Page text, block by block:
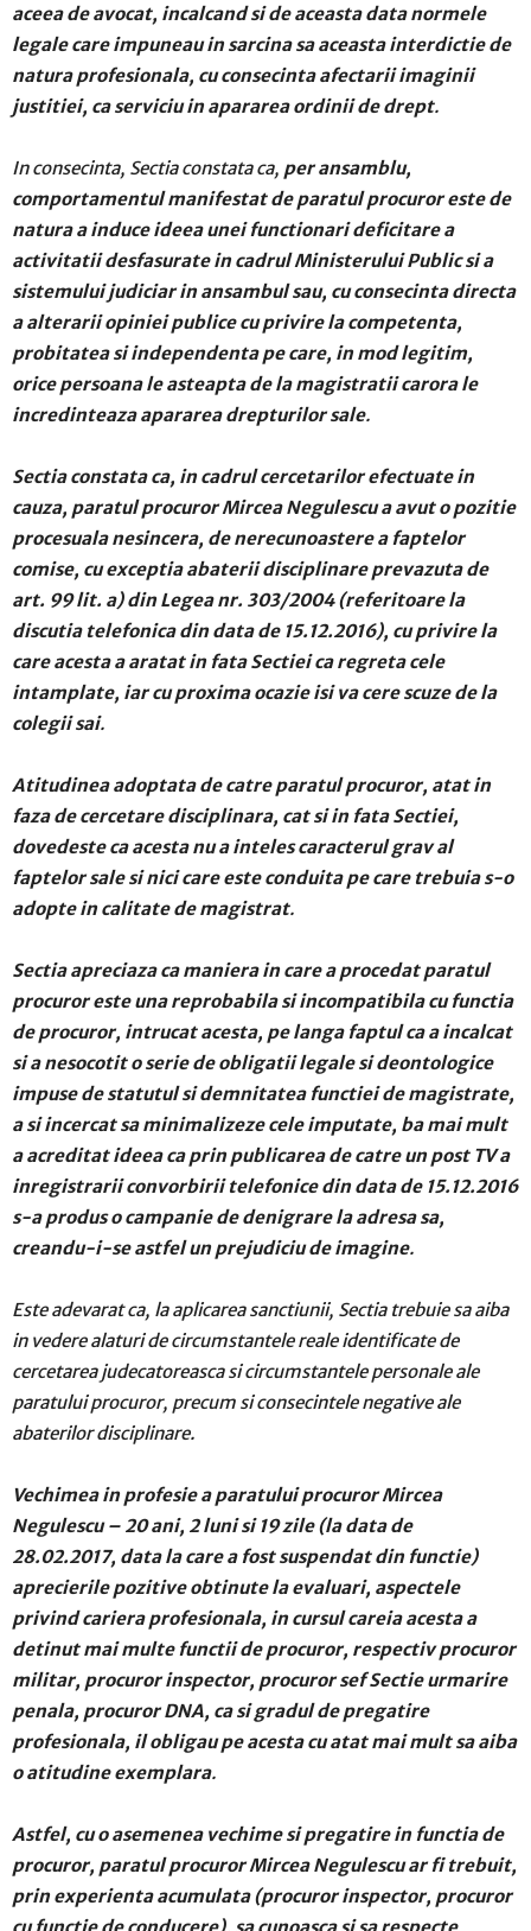
aceea de avocat, incalcand si de aceasta data normele
legale care impuneau in sarcina sa aceasta interdictie de
natura profesionala, cu consecinta afectarii imaginii
justitiei, ca serviciu in apararea ordinii de drept.
In consecinta, Sectia constata ca, per ansamblu,
comportamentul manifestat de paratul procuror este de
natura a induce ideea unei functionari deficitare a
activitatii desfasurate in cadrul Ministerului Public si a
sistemului judiciar in ansambul sau, cu consecinta directa
a alterarii opiniei publice cu privire la competenta,
probitatea si independenta pe care, in mod legitim,
orice persoana le asteapta de la magistratii carora le
incredinteaza apararea drepturilor sale.
Sectia constata ca, in cadrul cercetarilor efectuate in
cauza, paratul procuror Mircea Negulescu a avut o pozitie
procesuala nesincera, de nerecunoastere a faptelor
comise, cu exceptia abaterii disciplinare prevazuta de
art. 99 lit. a) din Legea nr. 303/2004 (referitoare la
discutia telefonica din data de 15.12.2016), cu privire la
care acesta a aratat in fata Sectiei ca regreta cele
intamplate, iar cu proxima ocazie isi va cere scuze de la
colegii sai.
Atitudinea adoptata de catre paratul procuror, atat in
faza de cercetare disciplinara, cat si in fata Sectiei,
dovedeste ca acesta nu a inteles caracterul grav al
faptelor sale si nici care este conduita pe care trebuia s-o
adopte in calitate de magistrat.
Sectia apreciaza ca maniera in care a procedat paratul
procuror este una reprobabila si incompatibila cu functia
de procuror, intrucat acesta, pe langa faptul ca a incalcat
si a nesocotit o serie de obligatii legale si deontologice
impuse de statutul si demnitatea functiei de magistrate,
a si incercat sa minimalizeze cele imputate, ba mai mult
a acreditat ideea ca prin publicarea de catre un post TV a
inregistrarii convorbirii telefonice din data de 15.12.2016
s-a produs o campanie de denigrare la adresa sa,
creandu-i-se astfel un prejudiciu de imagine.
Este adevarat ca, la aplicarea sanctiunii, Sectia trebuie sa aiba
in vedere alaturi de circumstantele reale identificate de
cercetarea judecatoreasca si circumstantele personale ale
paratului procuror, precum si consecintele negative ale
abaterilor disciplinare.
Vechimea in profesie a paratului procuror Mircea
Negulescu – 20 ani, 2 luni si 19 zile (la data de
28.02.2017, data la care a fost suspendat din functie)
aprecierile pozitive obtinute la evaluari, aspectele
privind cariera profesionala, in cursul careia acesta a
detinut mai multe functii de procuror, respectiv procuror
militar, procuror inspector, procuror sef Sectie urmarire
penala, procuror DNA, ca si gradul de pregatire
profesionala, il obligau pe acesta cu atat mai mult sa aiba
o atitudine exemplara.
Astfel, cu o asemenea vechime si pregatire in functia de
procuror, paratul procuror Mircea Negulescu ar fi trebuit,
prin experienta acumulata (procuror inspector, procuror
cu functie de conducere), sa cunoasca si sa respecte